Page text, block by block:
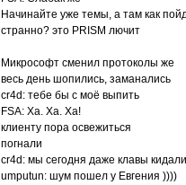
Начинайте уже темы, а там как
странно? это PRISM лючит
Микрософт сменил протоколы же
весь день шопились, заманались
cr4d: тебе бы с моё выпить
FSA: Ха. Ха. Ха!
клиенту пора освежиться
погнали
cr4d: мы сегодня даже клавы
umputun: шум пошел у Евгения ))))